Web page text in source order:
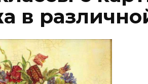
в